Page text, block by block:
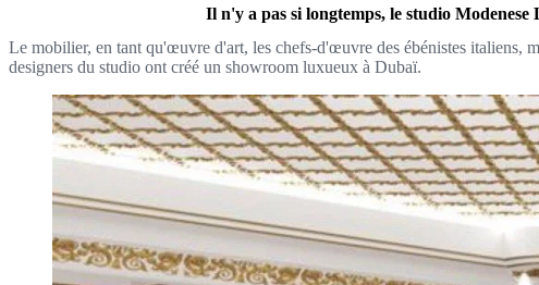
Il n'y a pas si longtemps, le studio
Le mobilier, en tant qu'œuvre d'art, les chefs-d'œuvre des ébénistes italiens,
designers du studio ont créé un showroom luxueux à Dubaï.